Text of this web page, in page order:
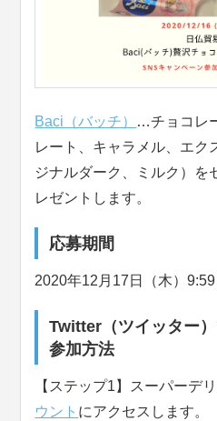
Baci（バッチ） …チョコレ
レート、キャラメル、エク
ジナルダーク、ミルク）を
レゼントします。
応募期間
2020年12月17日（木）
Twitter（ツイッター
参加方法
【ステップ1】スーパーデ
ウント にアクセスします。